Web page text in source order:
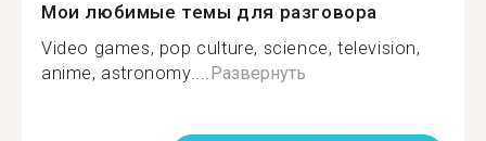
Мои любимые темы для разговора
Video games, pop culture, science, television,
anime, astronomy....Развернуть